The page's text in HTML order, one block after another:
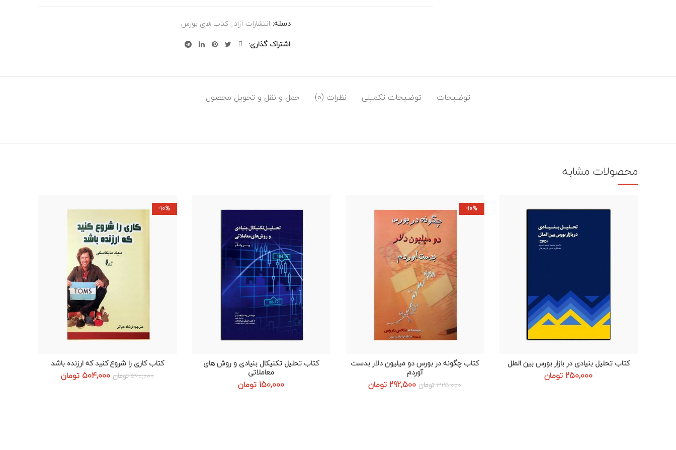
دسته: انتشارات آراد, کتاب های بورس
اشتراک گذاری
توضیحات توضیحات تکمیلی نظرات (0) حمل و نقل و تحویل محصول
محصولات مشابه
افزودن به سبد خرید
کتاب تحلیل بنیادی در بازار بورس بین الملل
250,000 تومان
-10%
افزودن به سبد خرید
کتاب چگونه در بورس دو میلیون دلار بدست
آوردم
325,000تومان قیمت
292,500 تومانقیمت
فعلی:
افزودن به سبد خرید
کتاب تحلیل تکنیکال بنیادی و روش های
معاملاتی
150,000 تومان
-10%
افزودن به سبد خرید
کتاب کاری را شروع کنید که ارزنده باشد
560,000تومان قیمت
504,000 تومانقیمت
فعلی: